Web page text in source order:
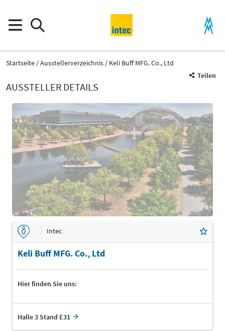
Startseite Ausstellerverzeichnis
Keli Buff MFG. Co., Ltd
Teilen
AUSSTELLER DETAILS
Intec
Keli Buff MFG. Co., Ltd
Hier finden Sie uns:
Halle 3 Stand E31